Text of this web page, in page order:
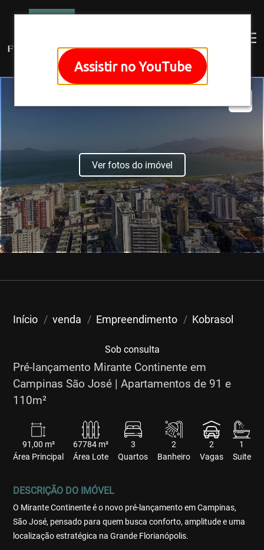
Assistir no YouTube
Ver fotos do imóvel
Início venda Empreendimento Kobrasol
Sob consulta
Pré-lançamento Mirante Continente em
Campinas São José | Apartamentos de 91 e
110m²
91,00 m²
Área Principal
67784 m²
Área Lote
3
Quartos
2
Banheiro
2
Vagas
1
Suite
DESCRIÇÃO DO IMÓVEL
O Mirante Continente é o novo pré-lançamento em Campinas,
São José, pensado para quem busca conforto, amplitude e uma
localização estratégica na Grande Florianópolis.